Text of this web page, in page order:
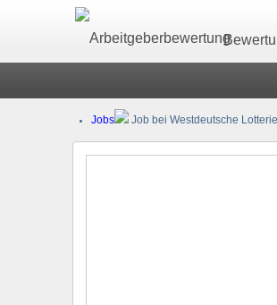
Jobs Job bei Westdeutsche